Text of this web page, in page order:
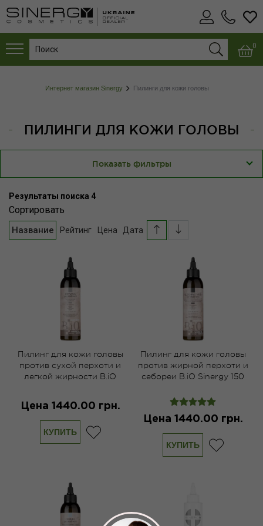
0
Интернет магазин Sinergy Пилинги для кожи головы
ПИЛИНГИ ДЛЯ КОЖИ ГОЛОВЫ
Показать фильтры
Результаты поиска 4
Сортировать
Название Рейтинг Цена Дата
Пилинг для кожи головы
против сухой перхоти и
легкой жирности B.iO
Цена 1440.00 грн.
КУПИТЬ
Пилинг для кожи головы
против жирной перхоти и
себореи B.iO Sinergy 150
Цена 1440.00 грн.
КУПИТЬ